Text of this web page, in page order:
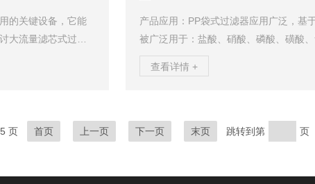
的关键设备，它能
大流量滤芯式过滤
产效率。在许多工
的处理能力，能够
产品应用：PP袋式过滤器应用广泛，基
被广泛用于：盐酸、硝酸、磷酸、磺酸
滤环境。设备特点：1-设备采用一体成
材质过滤器可达120℃6-设备多个规格可
查看详情 +
页 首页 上一页 下一页 末页 跳转到第 页